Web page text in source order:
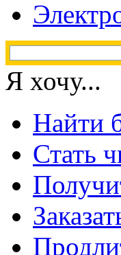
Я хочу...
Найти
Стать